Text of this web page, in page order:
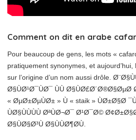
Comment on dit en arabe
Pour beaucoup de gens, les mots «
pratiquement synonymes, et
sur l’origine d’un nom aussi drôle.
Ø§ÙØ¹Ø¯ÙØ¯ ÙÙ Ø§ÙØ£Ø´Ø®Ø§ØµØ
« ØµØ±ØµÙØ± » Ù « staik » ÙØ±Ø§Ø
ÙØ§ÙÙÙÙ ØªÙØ¬Ø¯ Ø¹Ø¯Ø©
Ø§ÙØ§Ø³Ù Ø§ÙÙØ¶ØÙ.